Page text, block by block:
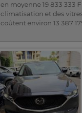
en moyenne 19 833 333
climatisation et des
coûtent environ 13 387